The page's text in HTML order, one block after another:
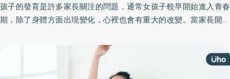
孩子的發育是許多家長關注的問題，通常女孩子較早開始進入青春
期，除了身體方面出現變化，心裡也會有重大的改變。當家長開始
關心孩子進入青春期的身心發展，帶孩子挑選內衣的過程，就是聊
天的最好時機，也可以幫助孩子們建立自信。